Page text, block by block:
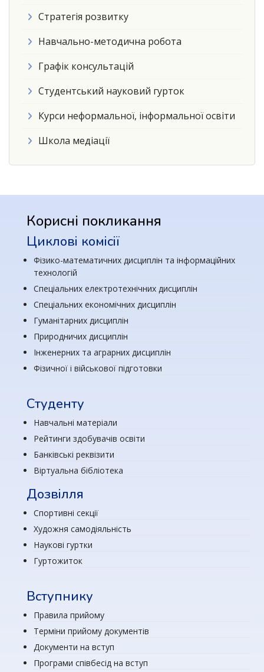
Стратегія розвитку
Навчально-методична робота
Графік консультацій
Студентський науковий гурток
Курси неформальної, інформальної освіти
Школа медіації
Корисні покликання
Циклові комісії
Фізико-математичних дисциплін та інформаційних
технологій
Спеціальних електротехнічних дисциплін
Спеціальних економічних дисциплін
Гуманітарних дисциплін
Природничих дисциплін
Інженерних та аграрних дисциплін
Фізичної і військової підготовки
Студенту
Навчальні матеріали
Рейтинги здобувачів освіти
Банківські реквізити
Віртуальна бібліотека
Дозвілля
Спортивні секції
Художня самодіяльність
Наукові гуртки
Гуртожиток
Вступнику
Правила прийому
Терміни прийому документів
Документи на вступ
Програми співбесід на вступ